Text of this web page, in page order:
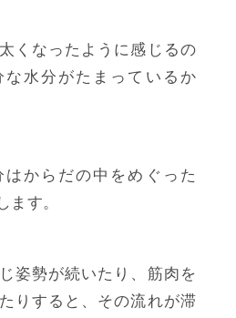
くなったように感じるの
な水分がたまっているか
からだの中をめぐった
ます。
姿勢が続いたり、筋肉を
りすると、その流れが滞